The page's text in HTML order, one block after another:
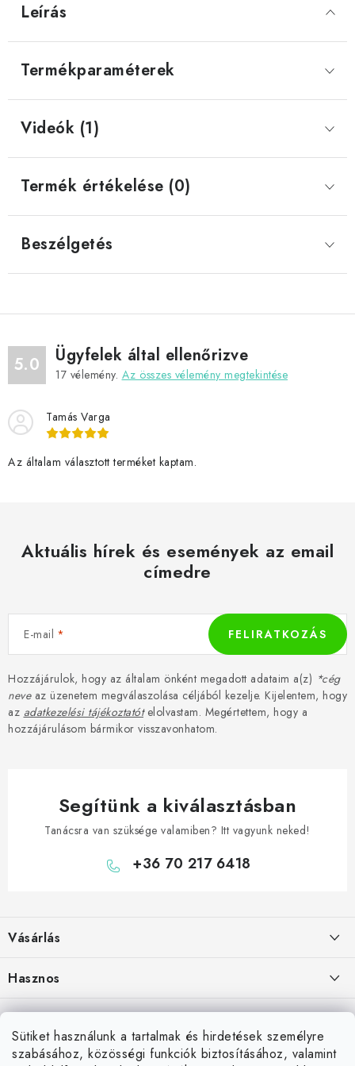
Sütiket használunk a tartalmak és hirdetések személyre
szabásához, közösségi funkciók biztosításához, valamint
Leírás
Termékparaméterek
Videók (1)
Termék értékelése (0)
Beszélgetés
5.0 Ügyfelek által ellenőrizve
17 vélemény. Az összes vélemény megtekintése
Tamás Varga
Az általam választott terméket kaptam.
Aktuális hírek és események az email
címedre
E-mail
Hozzájárulok, hogy az általam önként megadott adataim a(z) *cég
neveaz üzenetem megválaszolása céljából kezelje. Kijelentem, hogy
az adatkezelési tájékoztatótelolvastam. Megértettem, hogy a
hozzájárulásom bármikor visszavonhatom.
FELIRATKOZÁS
Segítünk a kiválasztásban
Tanácsra van szüksége valamiben? Itt vagyunk neked!
+36 70 217 6418
b
é
c
Vásárlás
Szállítási lehetőségek
Fizetési lehetőségek
Áru visszaküldése
Hasznos
Elérhetőségek
Rólunk
Darts Győr – bolt, klubok
Üzlet Komárom közelében